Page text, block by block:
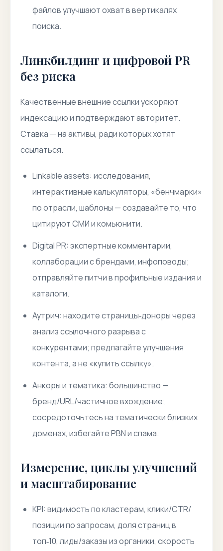
файлов улучшают охват в вертикалях
поиска.
Линкбилдинг и цифровой PR
без риска
Качественные внешние ссылки ускоряют
индексацию и подтверждают авторитет.
Ставка — на активы, ради которых хотят
ссылаться.
Linkable assets: исследования,
интерактивные калькуляторы, «бенчмарки»
по отрасли, шаблоны — создавайте то, что
цитируют СМИ и комьюнити.
Digital PR: экспертные комментарии,
коллаборации с брендами, инфоповоды;
отправляйте питчи в профильные издания и
каталоги.
Аутрич: находите страницы‑доноры через
анализ ссылочного разрыва с
конкурентами; предлагайте улучшения
контента, а не «купить ссылку».
Анкоры и тематика: большинство —
бренд/URL/частичное вхождение;
сосредоточьтесь на тематически близких
доменах, избегайте PBN и спама.
Измерение, циклы улучшений
и масштабирование
KPI: видимость по кластерам, клики/CTR/
позиции по запросам, доля страниц в
топ‑10, лиды/заказы из органики, скорость